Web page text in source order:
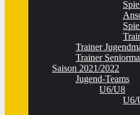
Trainer
Trainer
Saison 2021/2022
Jugend-Teams
U6/U8
U6/